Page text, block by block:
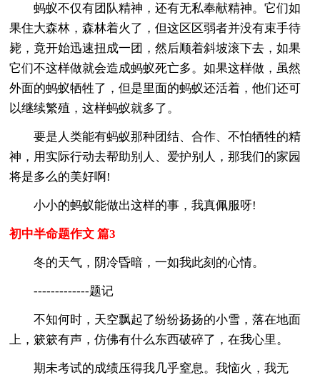
蚂蚁不仅有团队精神，还有无私奉献精神。它们如
果住大森林，森林着火了，但这区区弱者并没有束手待
毙，竟开始迅速扭成一团，然后顺着斜坡滚下去，如果
它们不这样做就会造成蚂蚁死亡多。如果这样做，虽然
外面的蚂蚁牺牲了，但是里面的蚂蚁还活着，他们还可
以继续繁殖，这样蚂蚁就多了。
要是人类能有蚂蚁那种团结、合作、不怕牺牲的精
神，用实际行动去帮助别人、爱护别人，那我们的家园
将是多么的美好啊!
小小的蚂蚁能做出这样的事，我真佩服呀!
初中半命题作文 篇3
冬的天气，阴冷昏暗，一如我此刻的心情。
-------------题记
不知何时，天空飘起了纷纷扬扬的小雪，落在地面
上，簌簌有声，仿佛有什么东西破碎了，在我心里。
期未考试的成绩压得我几乎窒息。我恼火，我无